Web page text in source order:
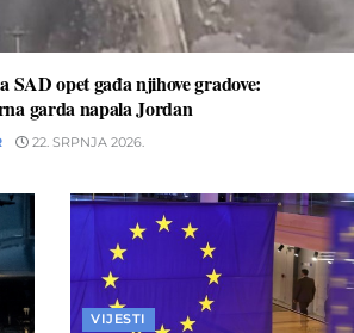
SAD opet gađa njihove gradove:
garda napala Jordan
22. SRPNJA 2026.
VIJESTI